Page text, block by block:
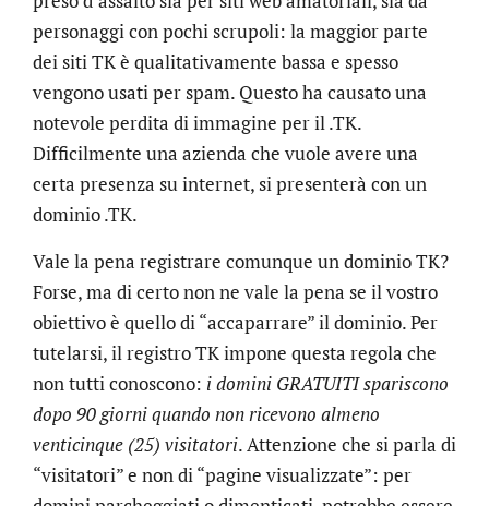
personaggi con pochi scrupoli: la maggior parte
dei siti TK è qualitativamente bassa e spesso
vengono usati per spam. Questo ha causato una
notevole perdita di immagine per il .TK.
Difficilmente una azienda che vuole avere una
certa presenza su internet, si presenterà con un
dominio .TK.
Vale la pena registrare comunque un dominio TK?
Forse, ma di certo non ne vale la pena se il vostro
obiettivo è quello di “accaparrare” il dominio. Per
tutelarsi, il registro TK impone questa regola che
non tutti conoscono: i domini GRATUITI spariscono
dopo 90 giorni quando non ricevono almeno
venticinque (25) visitatori. Attenzione che si parla di
“visitatori” e non di “pagine visualizzate”: per